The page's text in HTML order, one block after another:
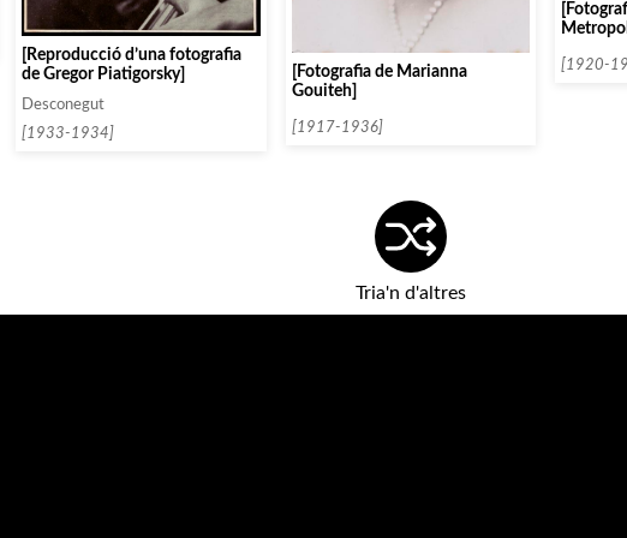
[Reproducció d’una fotografia
de Gregor Piatigorsky]
Desconegut
[1933-1934]
[Fotografia de Marianna
Gouiteh]
[1917-1936]
[1920-
Tria'n d'altres